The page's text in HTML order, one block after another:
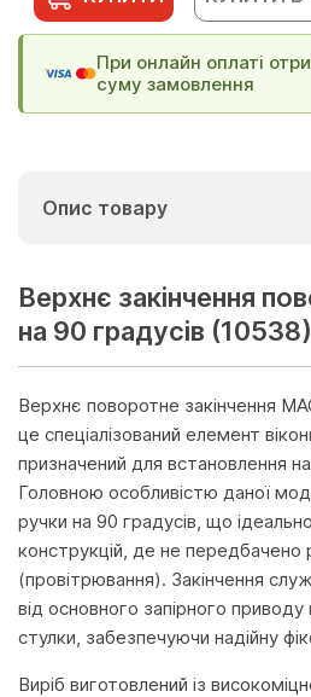
При онлайн оплаті
суму замовлення
Опис товару
Верхнє закінчення
на 90 градусів (10538)
Верхнє поворотне закінчення
це спеціалізований елемент
призначений для встановлення
Головною особливістю даної
ручки на 90 градусів, що
конструкцій, де не передбачено
(провітрювання). Закінчення
від основного запірного
стулки, забезпечуючи надійну
Виріб виготовлений із